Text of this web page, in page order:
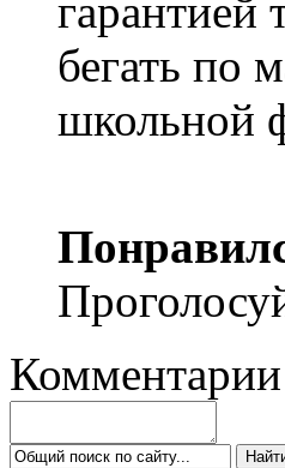
гарантией
бегать по
школьной
Комментарии